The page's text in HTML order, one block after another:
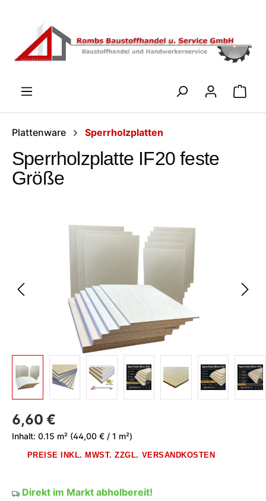
Plattenware Sperrholzplatten
Sperrholzplatte IF20 feste
Größe
Regulärer Preis:
6,60 €
Inhalt: 0.15 m² (44,00 € / 1 m²)
PREISE INKL. MWST. ZZGL. VERSANDKOSTEN
Direkt im Markt abholbereit!